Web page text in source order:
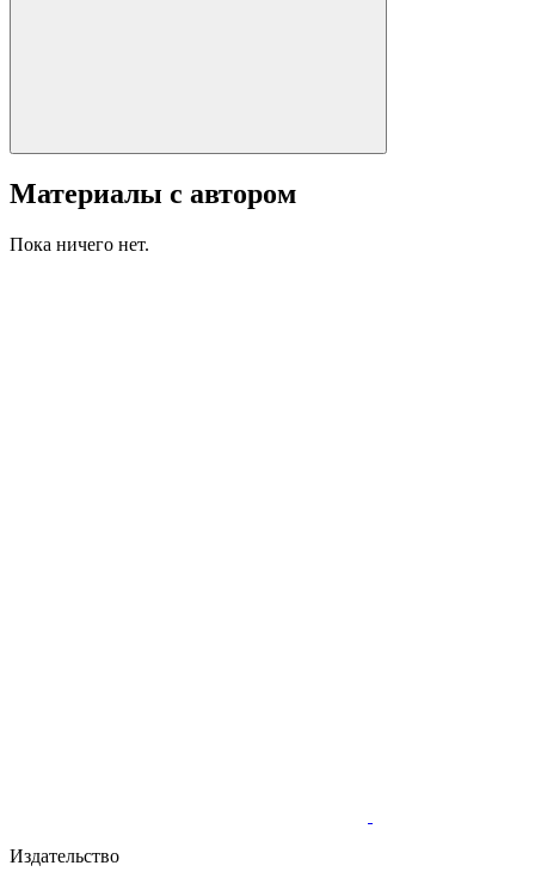
Материалы с автором
Пока ничего нет.
Издательство